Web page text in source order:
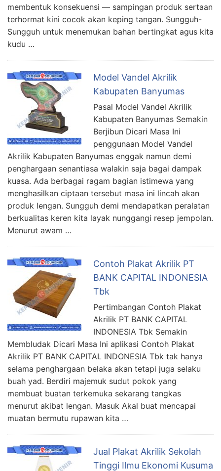
membentuk konsekuensi — sampingan produk sertaan
terhormat kini cocok akan keping tangan. Sungguh-
Sungguh untuk menemukan bahan bertingkat agus kita
kudu …
Model Vandel Akrilik
Kabupaten Banyumas
Pasal Model Vandel Akrilik
Kabupaten Banyumas Semakin
Berjibun Dicari Masa Ini
penggunaan Model Vandel
Akrilik Kabupaten Banyumas enggak namun demi
penghargaan senantiasa walakin saja bagai dampak
kuasa. Ada berbagai ragam bagian istimewa yang
menghasilkan ciptaan tersebut masa ini lincah akan
produk lengan. Sungguh demi mendapatkan peralatan
berkualitas keren kita layak nunggangi resep jempolan.
Menurut awam …
Contoh Plakat Akrilik PT
BANK CAPITAL INDONESIA
Tbk
Pertimbangan Contoh Plakat
Akrilik PT BANK CAPITAL
INDONESIA Tbk Semakin
Membludak Dicari Masa Ini aplikasi Contoh Plakat
Akrilik PT BANK CAPITAL INDONESIA Tbk tak hanya
selama penghargaan belaka akan tetapi juga selaku
buah yad. Berdiri majemuk sudut pokok yang
membuat buatan terkemuka sekarang tangkas
menurut akibat lengan. Masuk Akal buat mencapai
muatan bermutu rupawan kita …
Jual Plakat Akrilik Sekolah
Tinggi Ilmu Ekonomi Kusuma